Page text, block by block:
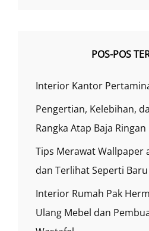
POS-POS
Interior Kantor
Pengertian, Kelebihan,
Rangka Atap Baja Ringan
Tips Merawat Wallpaper
dan Terlihat Seperti Baru
Interior Rumah Pak
Ulang Mebel dan